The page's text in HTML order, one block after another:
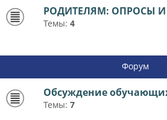
РОДИТЕЛЯМ: ОПРОСЫ
Темы: 4
Форум
Обсуждение
Темы: 7